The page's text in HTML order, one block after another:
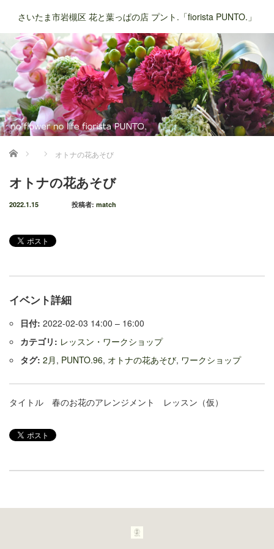
さいたま市岩槻区 花と葉っぱの店 プント.「fiorista PUNTO.」
ホーム オトナの花あそび
オトナの花あそび
2022.1.15 投稿者: match
イベント詳細
日付: 2022-02-03 14:00 – 16:00
カテゴリ: レッスン・ワークショップ
タグ: 2月 , PUNTO.96, オトナの花あそび, ワークショップ
タイトル 春のお花のアレンジメント レッスン（仮）